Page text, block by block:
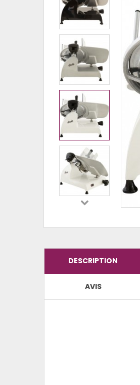
DESCRIPTION
AVIS